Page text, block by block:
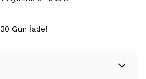
30 Gün İade!